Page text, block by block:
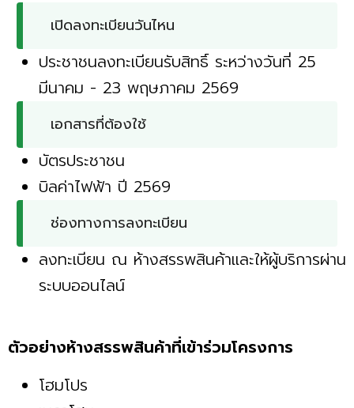
เปิดลงทะเบียนวันไหน
ประชาชนลงทะเบียนรับสิทธิ์ ระหว่างวันที่ 25
มีนาคม - 23 พฤษภาคม 2569
เอกสารที่ต้องใช้
บัตรประชาชน
บิลค่าไฟฟ้า ปี 2569
ช่องทางการลงทะเบียน
ลงทะเบียน ณ ห้างสรรพสินค้าและให้ผู้บริการผ่าน
ระบบออนไลน์
ตัวอย่างห้างสรรพสินค้าที่เข้าร่วมโครงการ
โฮมโปร